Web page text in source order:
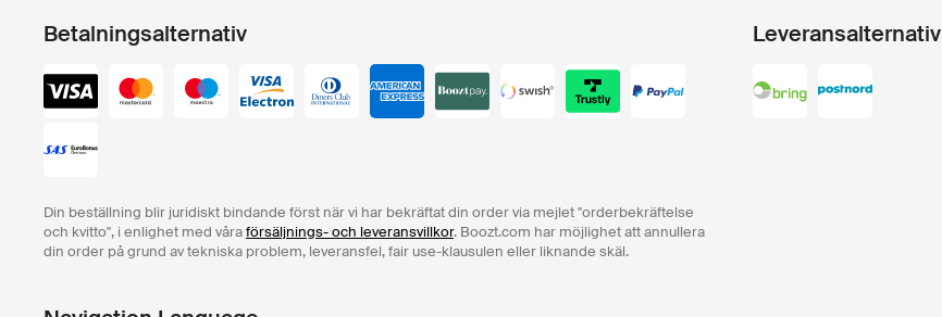
Betalningsalternativ
Din beställning blir juridiskt bindande först när vi har bekräftat din order via mejlet "orderbekräftelse
och kvitto", i enlighet med våraförsäljnings- och leveransvillkor. Boozt.com har möjlighet att annullera
din order på grund av tekniska problem, leveransfel, fair use-klausulen eller liknande skäl.
Leveransalternativ